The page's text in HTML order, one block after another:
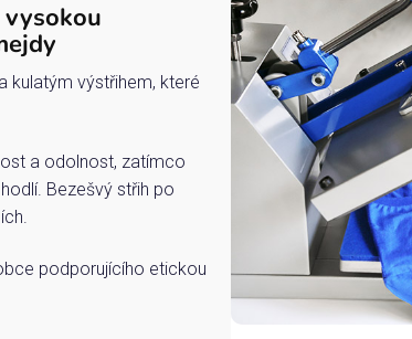
kulatým výstřihem, které
a odolnost, zatímco
Bezešvý střih po
podporujícího etickou